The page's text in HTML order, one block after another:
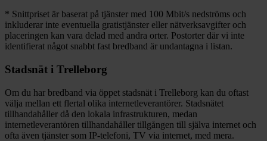
* Snittpriset är baserat på tjänster med 100 Mbit/s nedströms och
inkluderar inte eventuella gratistjänster eller nätverksavgifter och
placeringen kan vara delad med andra orter. Postorter där vi inte
identifierat något snabbt fast bredband är undantagna i listan.
Stadsnät i Trelleborg
Om du har bredband via öppet stadsnät i Trelleborg kan du oftast
välja mellan ett flertal olika internetleverantörer. Stadsnätet
tillhandahåller då den lokala infrastrukturen, medan
internetleverantören tillhandahåller tillgången till själva internet och
ofta även tjänster som IP-telefoni, TV via internet, med mera.